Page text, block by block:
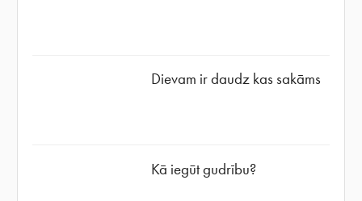
Dievam ir daudz kas sakāms
Kā iegūt gudrību?